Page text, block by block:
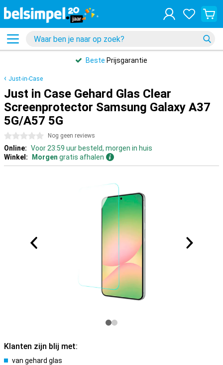
Beste Prijsgarantie
Just-in-Case
Just in Case Gehard Glas Clear
Screenprotector Samsung Galaxy A37
5G/A57 5G
0 sterren Nog geen reviews
Online: Voor 23:59 uur besteld, morgen in huis
Winkel:
Morgen gratis afhalen
Klanten zijn blij met:
van gehard glas